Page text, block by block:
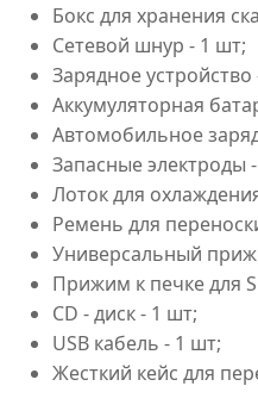
Бокс для хранения
Сетевой шнур - 1 шт;
Зарядное устройство
Аккумуляторная
Автомобильное
Запасные электроды
Лоток для
Ремень для
Универсальный
Прижим к печке для
CD - диск - 1 шт;
USB кабель - 1 шт;
Жесткий кейс для